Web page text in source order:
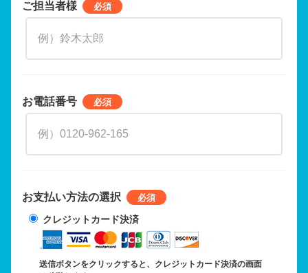
ご担当者様
お電話番号
お支払い方法の選択
クレジットカード決済
送信ボタンをクリックすると、クレジットカード決済の画面